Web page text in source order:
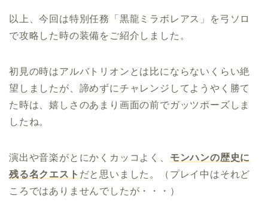
以上、今回は特別任務「黒龍ミラボレアス」を弓ソロ
で攻略した時の装備をご紹介しました。
初見の時はアルバトリオンとは比にならないくらい絶
望しましたが、諦めずにチャレンジしてようやく勝て
た時は、嬉しさのあまり画面の前でガッツポーズしま
したね。
演出や音楽がとにかくカッコよく、 モンハンの歴史に
残る名クエスト だと思いました。（プレイ中はそれど
ころではありませんでしたが・・・）